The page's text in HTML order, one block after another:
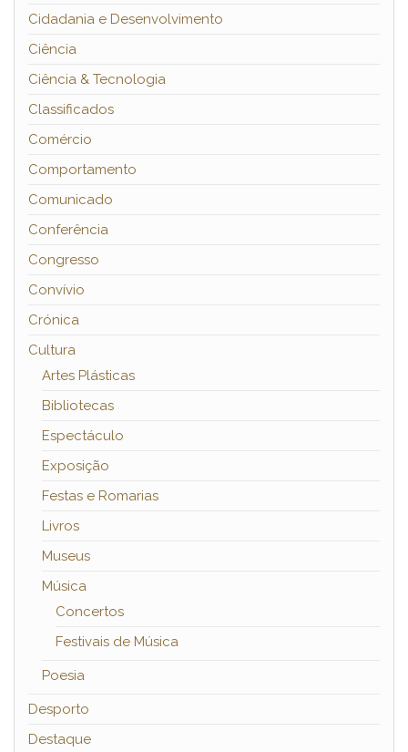
Cidadania e Desenvolvimento
Ciência
Ciência & Tecnologia
Classificados
Comércio
Comportamento
Comunicado
Conferência
Congresso
Convívio
Crónica
Cultura
Artes Plásticas
Bibliotecas
Espectáculo
Exposição
Festas e Romarias
Livros
Museus
Música
Concertos
Festivais de Música
Poesia
Desporto
Destaque